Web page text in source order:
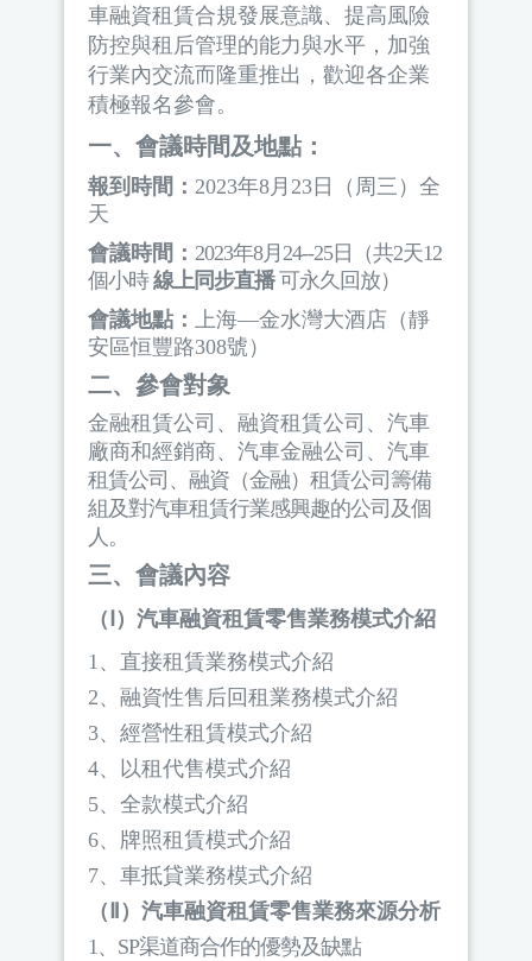
車融資租賃合規發展意識、提高風險
防控與租后管理的能力與水平，加強
行業內交流而隆重推出，歡迎各企業
積極報名參會。
一、會議時間及地點：
報到時間： 2023年8月 23 日（周三）全
天
會議時間： 2023年8月 24--25日（共2天12
個小時 線上同步直播 可永久回放）
會議地點： 上海—金水灣大酒店（靜
安區恒豐路308號）
二、參會對象
金融租賃公司、融資租賃公司、汽車
廠商和經銷商、汽車金融公司、汽車
租賃公司、融資（金融）租賃公司籌備
組及對汽車租賃行業感興趣的公司及個
人。
三、會議內容
（Ⅰ）汽車融資租賃零售業務模式介紹
1、直接租賃業務模式介紹
2、融資性售后回租業務模式介紹
3、經營性租賃模式介紹
4、以租代售模式介紹
5、全款模式介紹
6、牌照租賃模式介紹
7、車抵貸業務模式介紹
（Ⅱ）汽車融資租賃零售業務來源分析
1、 SP渠道商合作的優勢及缺點